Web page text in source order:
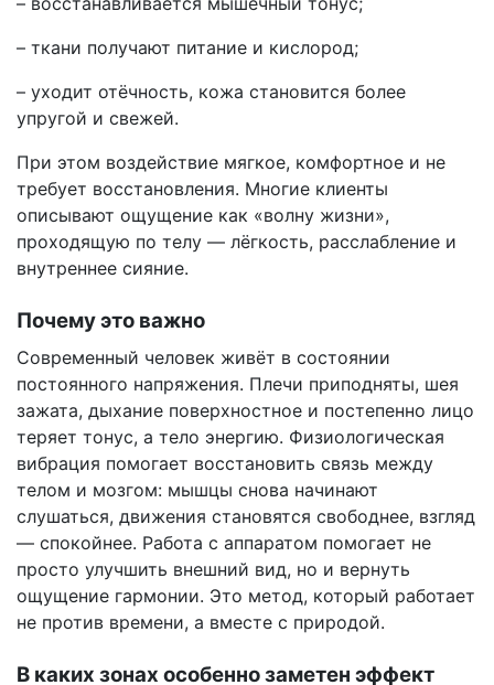
– ткани получают питание и кислород;
– уходит отёчность, кожа становится более
упругой и свежей.
При этом воздействие мягкое, комфортное и не
требует восстановления. Многие клиенты
описывают ощущение как «волну жизни»,
проходящую по телу — лёгкость, расслабление и
внутреннее сияние.
Почему это важно
Современный человек живёт в состоянии
постоянного напряжения. Плечи приподняты, шея
зажата, дыхание поверхностное и постепенно лицо
теряет тонус, а тело энергию. Физиологическая
вибрация помогает восстановить связь между
телом и мозгом: мышцы снова начинают
слушаться, движения становятся свободнее, взгляд
— спокойнее. Работа с аппаратом помогает не
просто улучшить внешний вид, но и вернуть
ощущение гармонии. Это метод, который работает
не против времени, а вместе с природой.
В каких зонах особенно заметен эффект